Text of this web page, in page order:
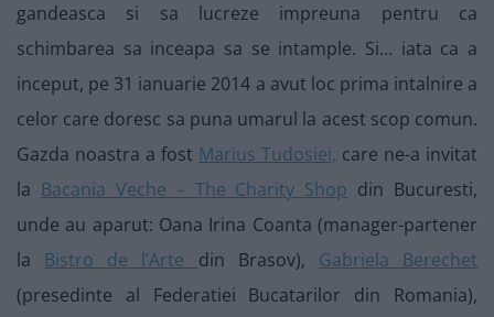
gandeasca si sa lucreze impreuna pentru ca
schimbarea sa inceapa sa se intample. Si… iata ca a
inceput, pe 31 ianuarie 2014 a avut loc prima intalnire a
celor care doresc sa puna umarul la acest scop comun.
Gazda noastra a fost Marius Tudosiei, care ne-a invitat
la Bacania Veche – The Charity Shop din Bucuresti,
unde au aparut: Oana Irina Coanta (manager-partener
la Bistro de l’Arte din Brasov), Gabriela Berechet
(presedinte al Federatiei Bucatarilor din Romania),